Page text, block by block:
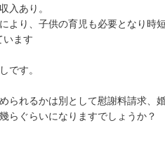
入あり。
より、子供の育児も必要となり時
います
です。
られるかは別として慰謝料請求、
らぐらいになりますでしょうか？